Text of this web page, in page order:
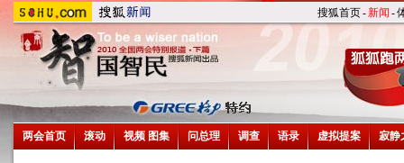
搜狐首页-新闻 -
两会首页 滚动 视频 图集 问总理 调查 语录 虚拟提案 寂静